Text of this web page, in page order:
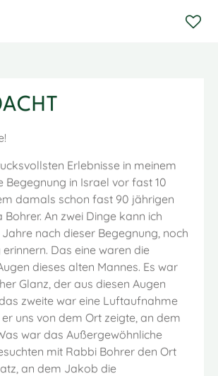
Erlebnisse in meinem
Begegnung in Israel vor fast 10
damals schon fast 90 jährigen
Bohrer. An zwei Dinge kann ich
Jahre nach dieser Begegnung, noch
Das eine waren die
dieses alten Mannes. Es war
Glanz, der aus diesen Augen
zweite war eine Luftaufnahme
uns von dem Ort zeigte, an dem
war das Außergewöhnliche
mit Rabbi Bohrer den Ort
an dem Jakob die